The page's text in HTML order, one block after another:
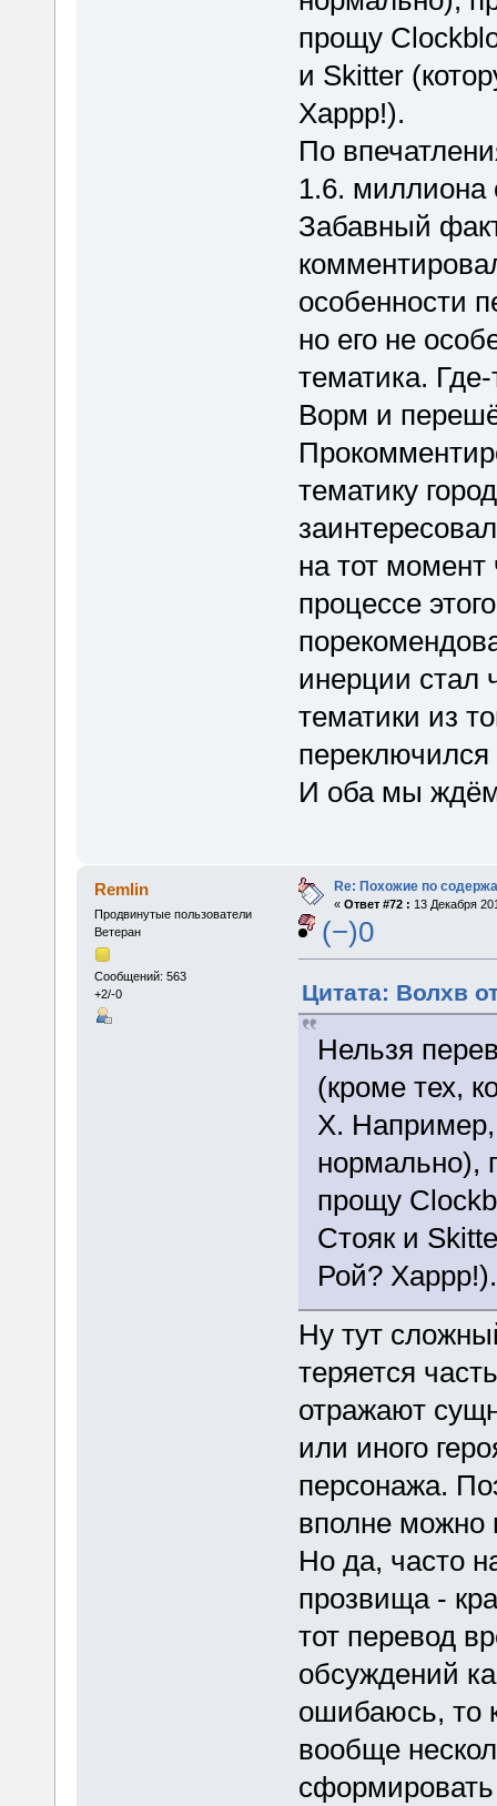
прощу
и Skitter
Харрр!).
По
1.6. миллиона
Забавный
особенности
но его не
тематика.
Ворм и
тематику
на тот
процессе
инерции стал
тематики из
И оба мы
Remlin
Продвинутые пользователи
Ветеран
Сообщений: 563
+2/-0
Re: Похожие по
« Ответ #72 : 13 Декабря
(−)0
Цитата: Волхв
Нельзя
(кроме тех,
X.
нормально),
прощу
Стояк и
Рой? Харрр!).
Ну тут
теряется
отражают
или иного
персонажа.
вполне можно
Но да, часто
прозвища -
тот перевод
обсуждений
ошибаюсь, то
вообще